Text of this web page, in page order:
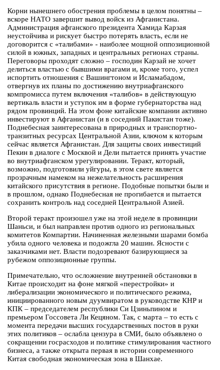
Корни нынешнего обострения проблемы в целом понятны –
вскоре НАТО завершит вывод войск из Афганистана.
Администрация афганского президента Хамида Карзая
неустойчива и рискует быстро потерять власть, если не
договорится с «талибами» - наиболее мощной оппозиционной
силой в южных, западных и центральных регионах страны.
Переговоры проходят сложно – господин Карзай не хочет
делиться властью с бывшими врагами и, кроме того, успел
испортить отношения с Вашингтоном и Исламабадом,
отвергнув их планы по достижению внутриафганского
компромисса путем включения «талибов» в действующую
вертикаль власти и уступок им в форме губернаторства над
рядом провинций. На этом фоне китайские компании активно
инвестируют в Афганистан (и в соседний Пакистан тоже).
Поднебесная заинтересована в природных и транспортно-
транзитных ресурсах Центральной Азии, ключом к которым
сейчас является Афганистан. Для защиты своих инвестиций
Пекин в диалоге с Москвой и Дели пытается принять участие
во внутриафганском урегулировании. Теракт, который,
возможно, подготовили уйгуры, в этом свете является
прозрачным намеком на нежелательность расширения
китайского присутствия в регионе. Подобные попытки были и
в прошлом, однако Поднебесная не прогибается и пытается
сохранить контроль над соседней Центральной Азией.
Второй теракт произошел уже на этой неделе в провинции
Шаньси, и был направлен против одного из региональных
комитетов Компартии. Начиненная железными шарами бомба
убила одного человека и подожгла 20 машин. Ясности с
заказчиками нет. Власти подозревают базирующиеся за
рубежом оппозиционные группы.
Примечательно, что осложнение внутренней обстановки в
Китае происходит на фоне мягкой «перестройки» и
либерализации экономического и политического режима,
инициированного новым дуумвиратом в руководстве КНР и
КПК – председателем республики Си Цзиньпином и
премьером Госсовета Ли Кецяном. Так, с марта – то есть с
момента передачи высших государственных постов в руки
этих политиков – ослабла цензура в СМИ, было объявлено о
сокращении госрасходов и политике стимулирования частного
бизнеса, а также открыта первая в истории современного
Китая свободная экономическая зона в Шанхае.